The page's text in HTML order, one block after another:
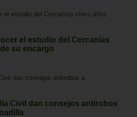
el estudio del Cercanías
su encargo
Civil dan consejos antirobos